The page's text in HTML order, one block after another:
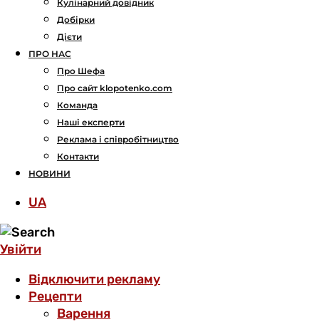
Кулінарний довідник
Добірки
Дієти
ПРО НАС
Про Шефа
Про сайт klopotenko.com
Команда
Наші експерти
Реклама і співробітництво
Контакти
НОВИНИ
UA
Увійти
Відключити рекламу
Рецепти
Варення